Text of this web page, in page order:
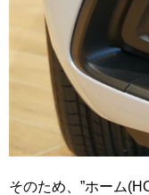
そのため、”ホーム